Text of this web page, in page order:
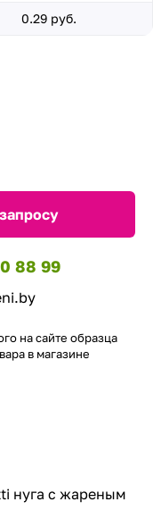
0.29 руб.
88 99
на сайте образца
в магазине
нуга с жареным